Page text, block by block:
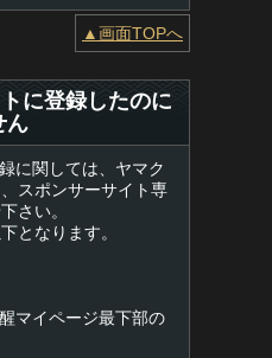
▲画面TOPへ
に登録したのに
ん
に関しては、ヤマク
スポンサーサイト専
さい。
となります。
マイページ最下部の